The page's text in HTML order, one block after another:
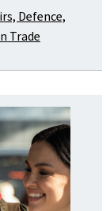
Defence,
Trade